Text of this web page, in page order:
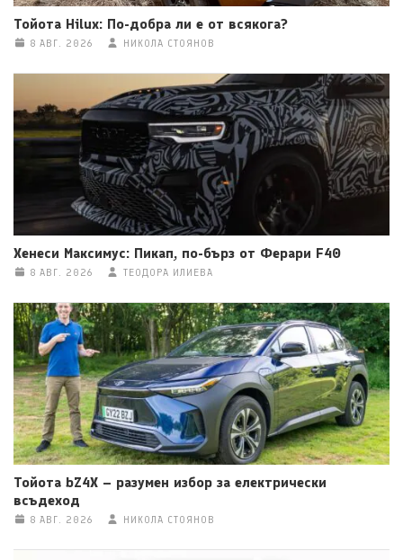
Тойота Hilux: По-добра ли е от всякога?
8 АВГ. 2026 НИКОЛА СТОЯНОВ
Хенеси Максимус: Пикап, по-бърз от Ферари F40
8 АВГ. 2026 ТЕОДОРА ИЛИЕВА
Тойота bZ4X – разумен избор за електрически
всъдеход
8 АВГ. 2026 НИКОЛА СТОЯНОВ